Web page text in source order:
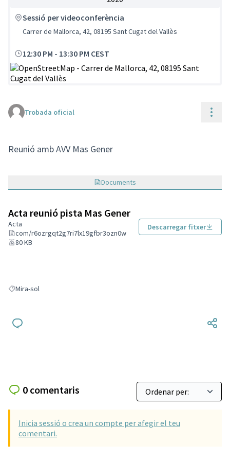
Sessió per videoconferència
Carrer de Mallorca, 42, 08195 Sant Cugat del Vallès
12:30 PM - 13:30 PM CEST
Trobada oficial
Reunió amb AVV Mas Gener
Documents
Acta reunió pista Mas Gener
Acta
com/r6ozrgqt2g7ri7lx19gfbr3ozn0w
80 KB
Descarregar fitxer
Resultats en filtrar per: Mira-sol
Mira-sol
0 comentaris
Inicia sessió o crea un compte per afegir el teu
comentari.